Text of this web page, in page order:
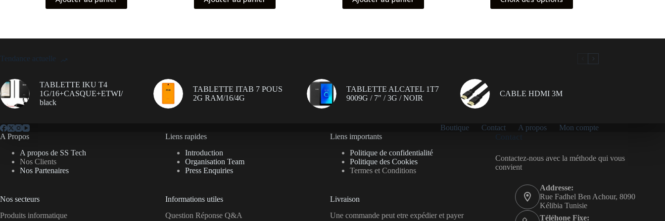
était :
est :
499.00 د.ت.399.00 د.ت.
était :
est :
produit
a
Les
la
Tendance actuelle
TABLETTE IKU T4
1G/16+CASQUE+ETWI/
black
TABLETTE ITAB 7 POUS
2G RAM/16/4G
TABLETTE ALCATEL 1T7
9009G / 7″ / 3G / NOIR
CABLE HDMI 3M
Boutique Contact A propos
Mon compte
A Propos
A propos de SS Tech
Nos Clients
Nos Partenaires
Nos secteurs
Produits informatique
Liens rapides
Introduction
Organisation Team
Press Enquiries
Informations utiles
Question Réponse Q&A
Liens importants
Politique de confidentialité
Politique des Cookies
Termes et Conditions
Livraison
Une commande peut etre expédier et payer
Contact
Contactez-nous avec la méthode qui vous
convient
Addresse:
Rue Fadhel Ben Achour, 8090
Kélibia Tunisie
Téléhone Fixe: